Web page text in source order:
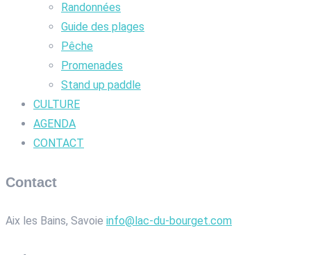
Randonnées
Guide des plages
Pêche
Promenades
Stand up paddle
CULTURE
AGENDA
CONTACT
Contact
Aix les Bains, Savoie info@lac-du-bourget.com